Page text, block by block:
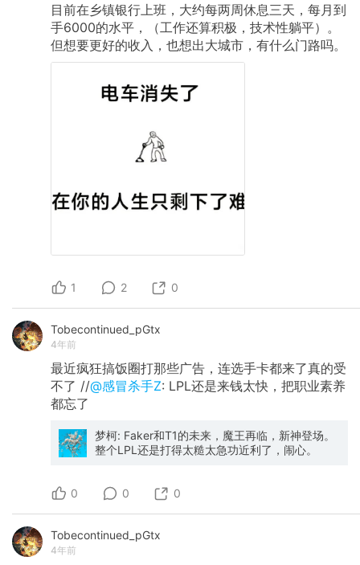
目前在乡镇银行上班，大约每两周休息三天，每月到
手6000的水平，（工作还算积极，技术性躺平）。
但想要更好的收入，也想出大城市，有什么门路吗。
1 2 0
Tobecontinued_pGtx
4年前
最近疯狂搞饭圈打那些广告，连选手卡都来了真的受
不了 //@感冒杀手Z: LPL还是来钱太快，把职业素养
都忘了
梦柯: Faker和T1的未来，魔王再临，新神登场。
整个LPL还是打得太糙太急功近利了，闹心。
0 0 0
Tobecontinued_pGtx
4年前